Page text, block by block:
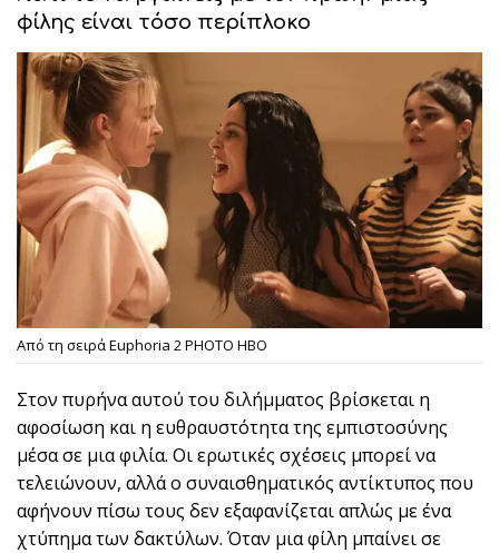
φίλης είναι τόσο περίπλοκο
Από τη σειρά Euphoria 2 PHOTO HBO
Στον πυρήνα αυτού του διλήμματος βρίσκεται η
αφοσίωση και η ευθραυστότητα της εμπιστοσύνης
μέσα σε μια φιλία. Οι ερωτικές σχέσεις μπορεί να
τελειώνουν, αλλά ο συναισθηματικός αντίκτυπος που
αφήνουν πίσω τους δεν εξαφανίζεται απλώς με ένα
χτύπημα των δακτύλων. Όταν μια φίλη μπαίνει σε